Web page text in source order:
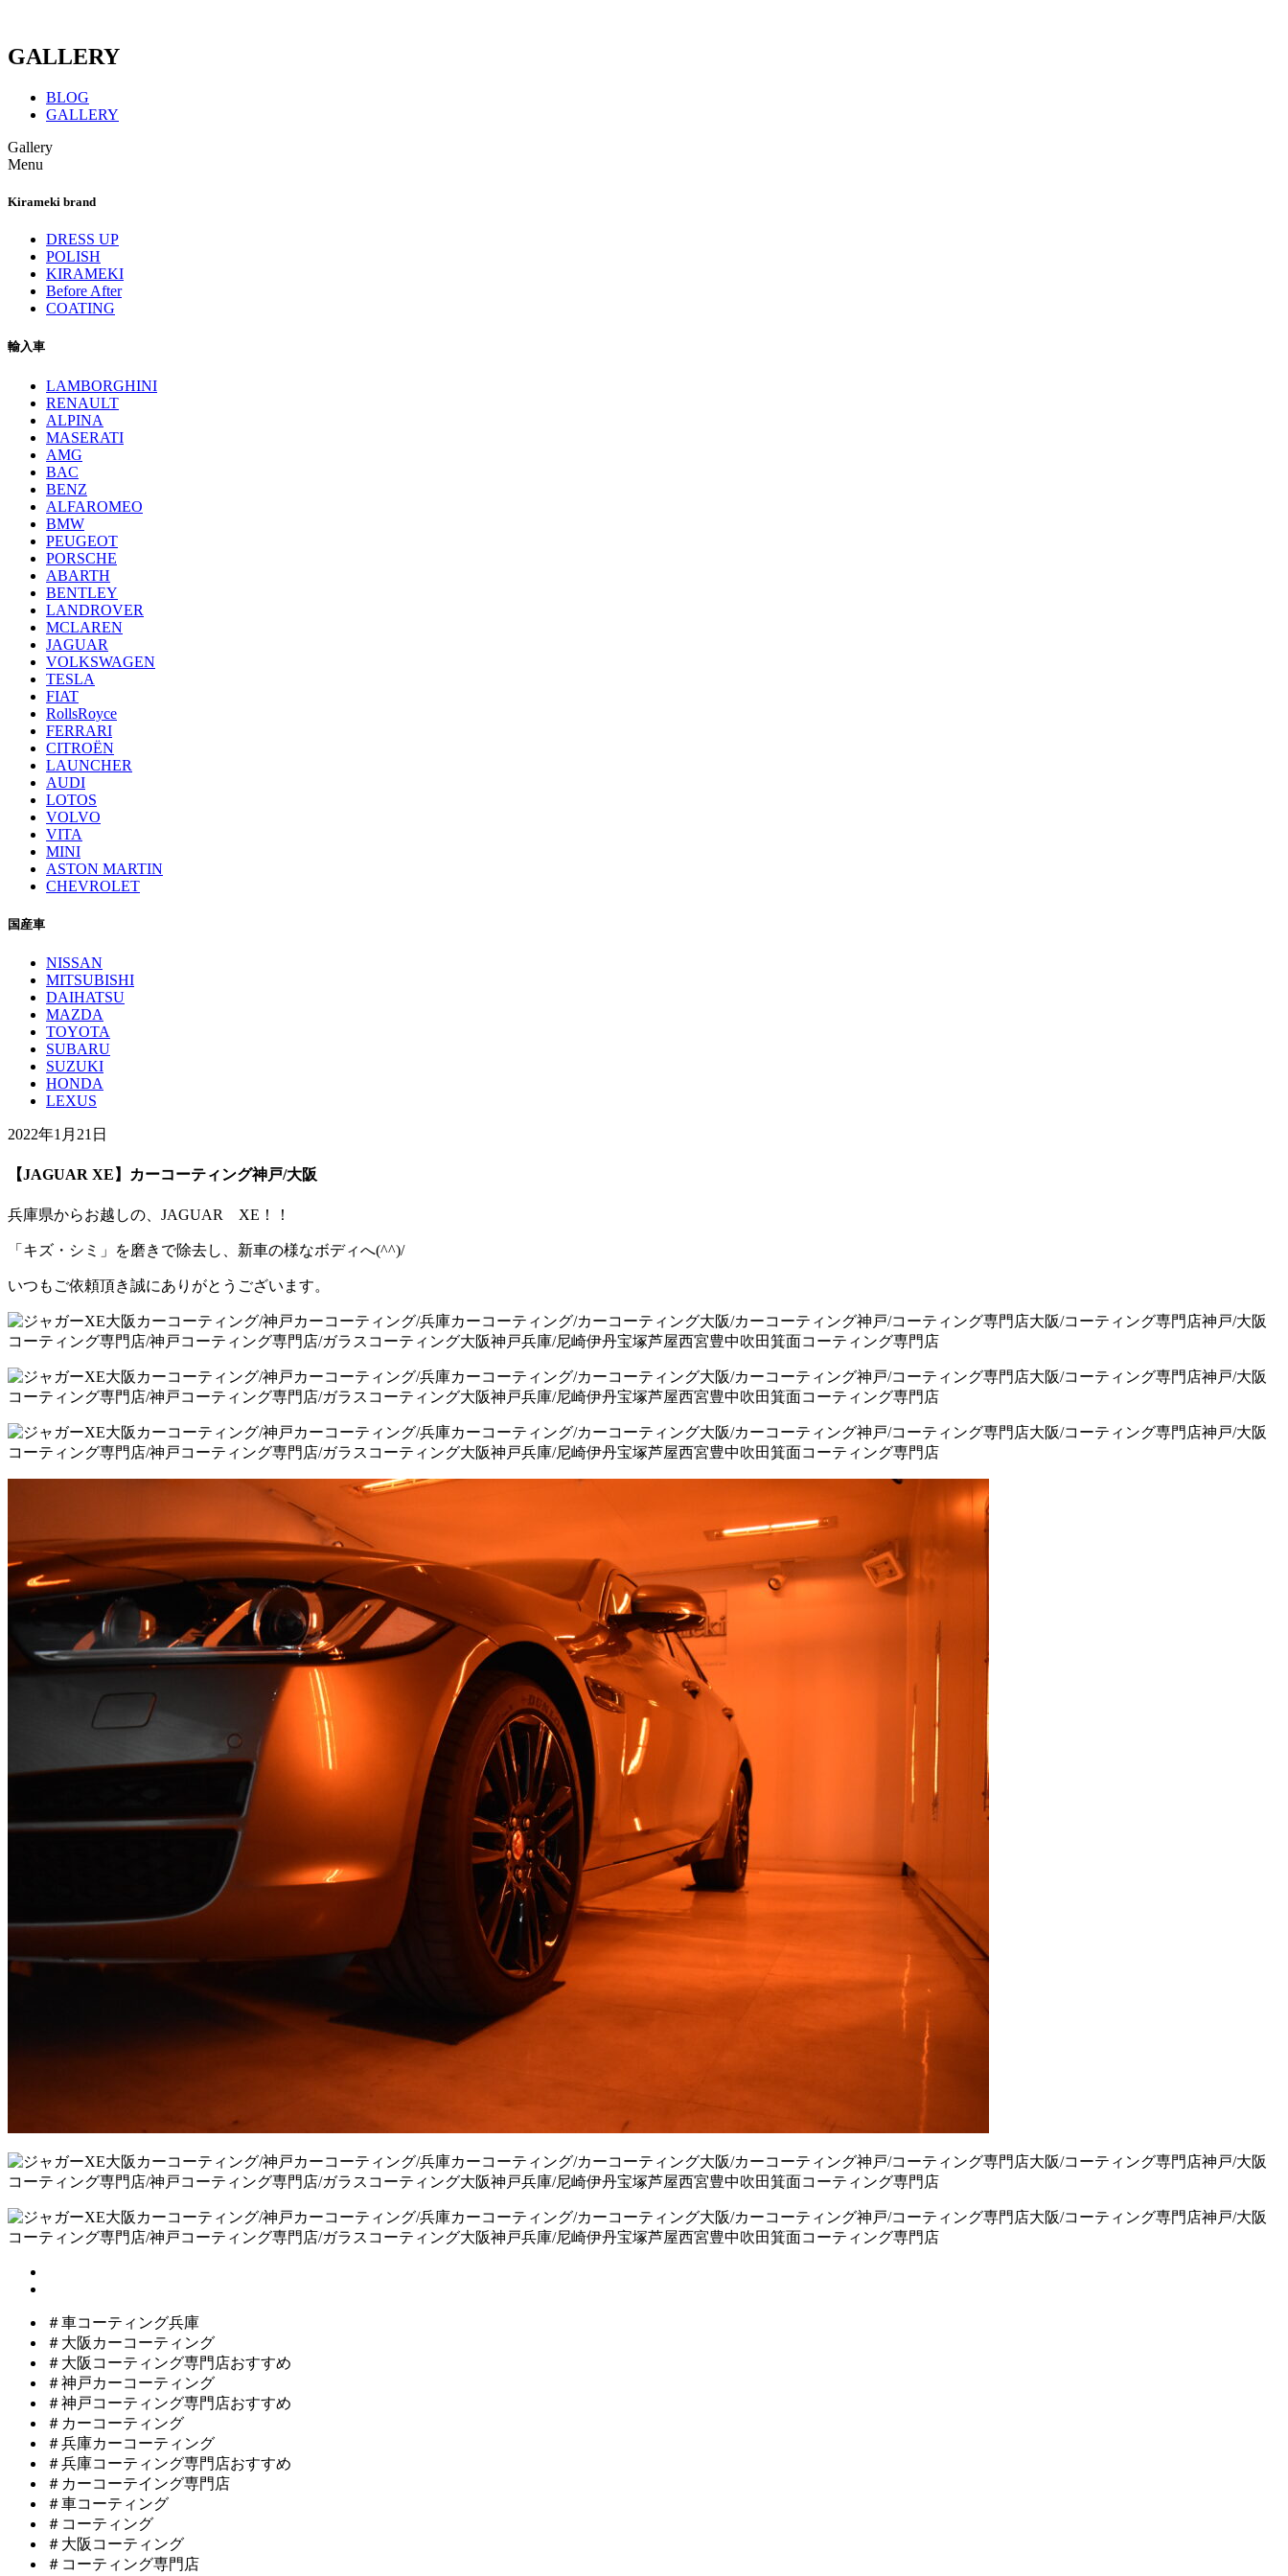
GALLERY
BLOG
GALLERY
Gallery
Menu
Kirameki brand
DRESS UP
POLISH
KIRAMEKI
Before After
COATING
輸入車
LAMBORGHINI
RENAULT
ALPINA
MASERATI
AMG
BAC
BENZ
ALFAROMEO
BMW
PEUGEOT
PORSCHE
ABARTH
BENTLEY
LANDROVER
MCLAREN
JAGUAR
VOLKSWAGEN
TESLA
FIAT
RollsRoyce
FERRARI
CITROËN
LAUNCHER
AUDI
LOTOS
VOLVO
VITA
MINI
ASTON MARTIN
CHEVROLET
国産車
NISSAN
MITSUBISHI
DAIHATSU
MAZDA
TOYOTA
SUBARU
SUZUKI
HONDA
LEXUS
2022年1月21日
【JAGUAR XE】カーコーティング神戸/大阪
兵庫県からお越しの、JAGUAR XE！！
「キズ・シミ」を磨きで除去し、新車の様なボディへ(^^)/
いつもご依頼頂き誠にありがとうございます。
＃車コーティング兵庫
＃大阪カーコーティング
＃大阪コーティング専門店おすすめ
＃神戸カーコーティング
＃神戸コーティング専門店おすすめ
＃カーコーティング
＃兵庫カーコーティング
＃兵庫コーティング専門店おすすめ
＃カーコーテイング専門店
＃車コーティング
＃コーティング
＃大阪コーティング
＃コーティング専門店